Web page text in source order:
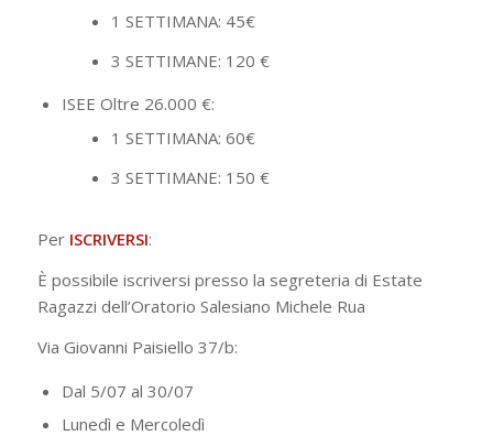
1 SETTIMANA: 45€
3 SETTIMANE: 120 €
ISEE Oltre 26.000 €:
1 SETTIMANA: 60€
3 SETTIMANE: 150 €
Per ISCRIVERSI:
È possibile iscriversi presso la segreteria di Estate
Ragazzi dell’Oratorio Salesiano Michele Rua
Via Giovanni Paisiello 37/b:
Dal 5/07 al 30/07
Lunedì e Mercoledì